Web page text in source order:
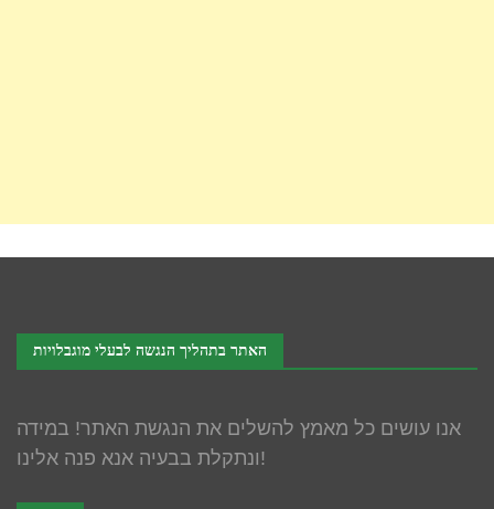
האתר בתהליך הנגשה לבעלי מוגבלויות
אנו עושים כל מאמץ להשלים את הנגשת האתר! במידה
ונתקלת בבעיה אנא פנה אלינו!